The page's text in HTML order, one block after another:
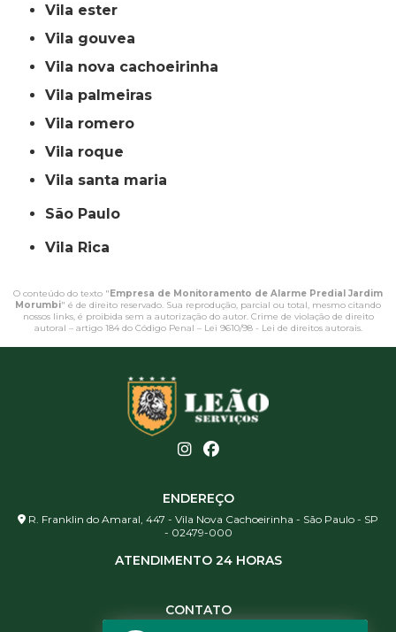
vila ester
vila gouvea
vila nova cachoeirinha
vila palmeiras
vila romero
vila roque
vila santa maria
São Paulo
Vila Rica
O conteúdo do texto "Empresa de Monitoramento de Alarme Predial Jardim
Morumbi" é de direito reservado. Sua reprodução, parcial ou total, mesmo citando
nossos links, é proibida sem a autorização do autor. Crime de violação de direito
autoral – artigo 184 do Código Penal – Lei 9610/98 - Lei de direitos autorais.
ENDEREÇO
R. Franklin do Amaral, 447 - Vila Nova Cachoeirinha - São Paulo - SP
- 02479-000
ATENDIMENTO 24 HORAS
CONTATO